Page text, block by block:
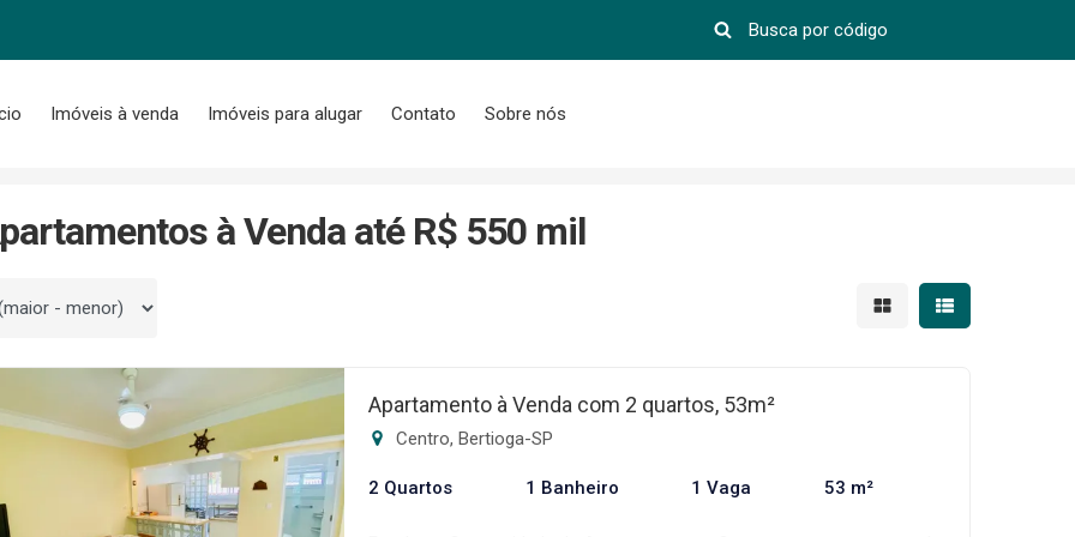
Imóveis à venda Imóveis para alugar Contato Sobre nós
à Venda até R$ 550 mil
Mostrar resultados em
Mostrar
Apartamento à Venda com 2 quartos, 53m²
Centro, Bertioga-SP
2 Quartos 1 Banheiro 1 Vaga 53 m²